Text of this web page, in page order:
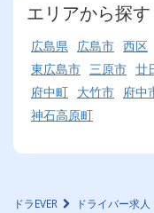
エリアから探す
広島県 広島市 西区
東広島市 三原市 廿
府中町 大竹市 府中
神石高原町
ドラEVER ドライバー求人